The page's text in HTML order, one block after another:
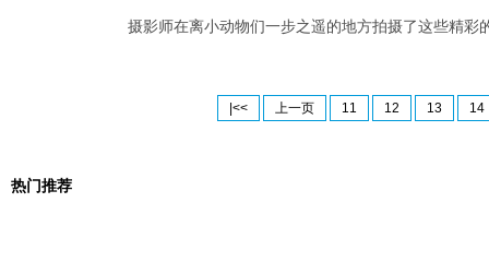
摄影师在离小动物们一步之遥的地方拍摄了这些精彩
|<< 上一页 11 12 13 14
热门推荐